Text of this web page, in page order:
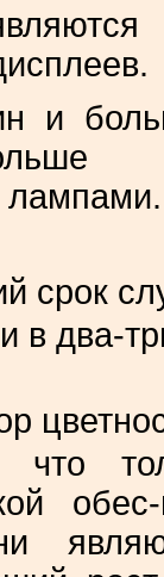
и
срок
в два-
что